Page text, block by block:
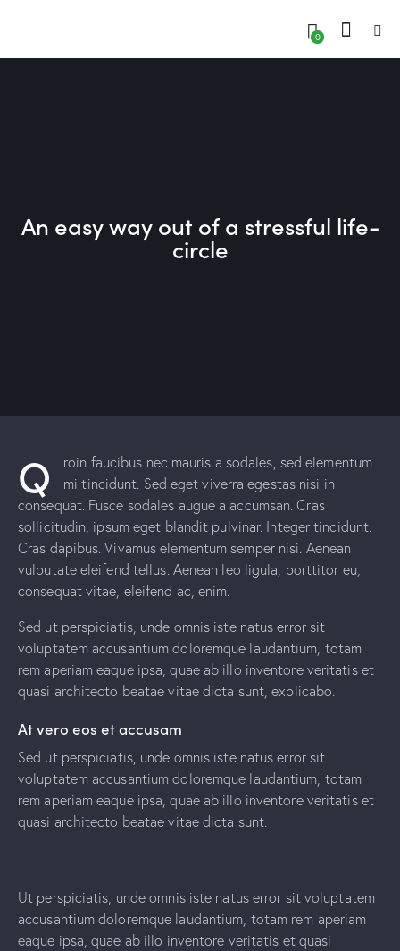
0
An easy way out of a stressful life-
circle
Q
roin faucibus nec mauris a sodales, sed elementum
mi tincidunt. Sed eget viverra egestas nisi in
consequat. Fusce sodales augue a accumsan. Cras
sollicitudin, ipsum eget blandit pulvinar. Integer tincidunt.
Cras dapibus. Vivamus elementum semper nisi. Aenean
vulputate eleifend tellus. Aenean leo ligula, porttitor eu,
consequat vitae, eleifend ac, enim.
Sed ut perspiciatis, unde omnis iste natus error sit
voluptatem accusantium doloremque laudantium, totam
rem aperiam eaque ipsa, quae ab illo inventore veritatis et
quasi architecto beatae vitae dicta sunt, explicabo.
At vero eos et accusam
Sed ut perspiciatis, unde omnis iste natus error sit
voluptatem accusantium doloremque laudantium, totam
rem aperiam eaque ipsa, quae ab illo inventore veritatis et
quasi architecto beatae vitae dicta sunt.
Ut perspiciatis, unde omnis iste natus error sit voluptatem
accusantium doloremque laudantium, totam rem aperiam
eaque ipsa, quae ab illo inventore veritatis et quasi